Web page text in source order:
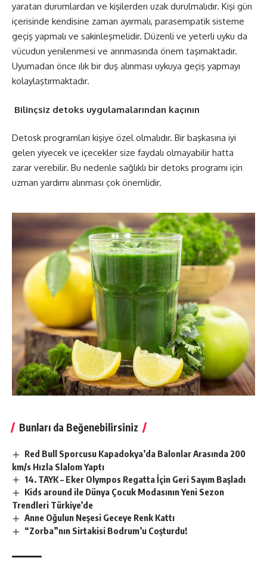
yaratan durumlardan ve kişilerden uzak durulmalıdır. Kişi gün
içerisinde kendisine zaman ayırmalı, parasempatik sisteme
geçiş yapmalı ve sakinleşmelidir. Düzenli ve yeterli uyku da
vücudun yenilenmesi ve arınmasında önem taşımaktadır.
Uyumadan önce ılık bir duş alınması uykuya geçiş yapmayı
kolaylaştırmaktadır.
Bilinçsiz detoks uygulamalarından kaçının
Detosk programları kişiye özel olmalıdır. Bir başkasına iyi
gelen yiyecek ve içecekler size faydalı olmayabilir hatta
zarar verebilir. Bu nedenle sağlıklı bir detoks programı için
uzman yardımı alınması çok önemlidir.
Bunları da Beğenebilirsiniz
Red Bull Sporcusu Kapadokya’da Balonlar Arasında 200
km/s Hızla Slalom Yaptı
14. TAYK – Eker Olympos Regatta İçin Geri Sayım Başladı
Kids around ile Dünya Çocuk Modasının Yeni Sezon
Trendleri Türkiye’de
Anne Oğulun Neşesi Geceye Renk Kattı
“Zorba”nın Sirtakisi Bodrum’u Coşturdu!